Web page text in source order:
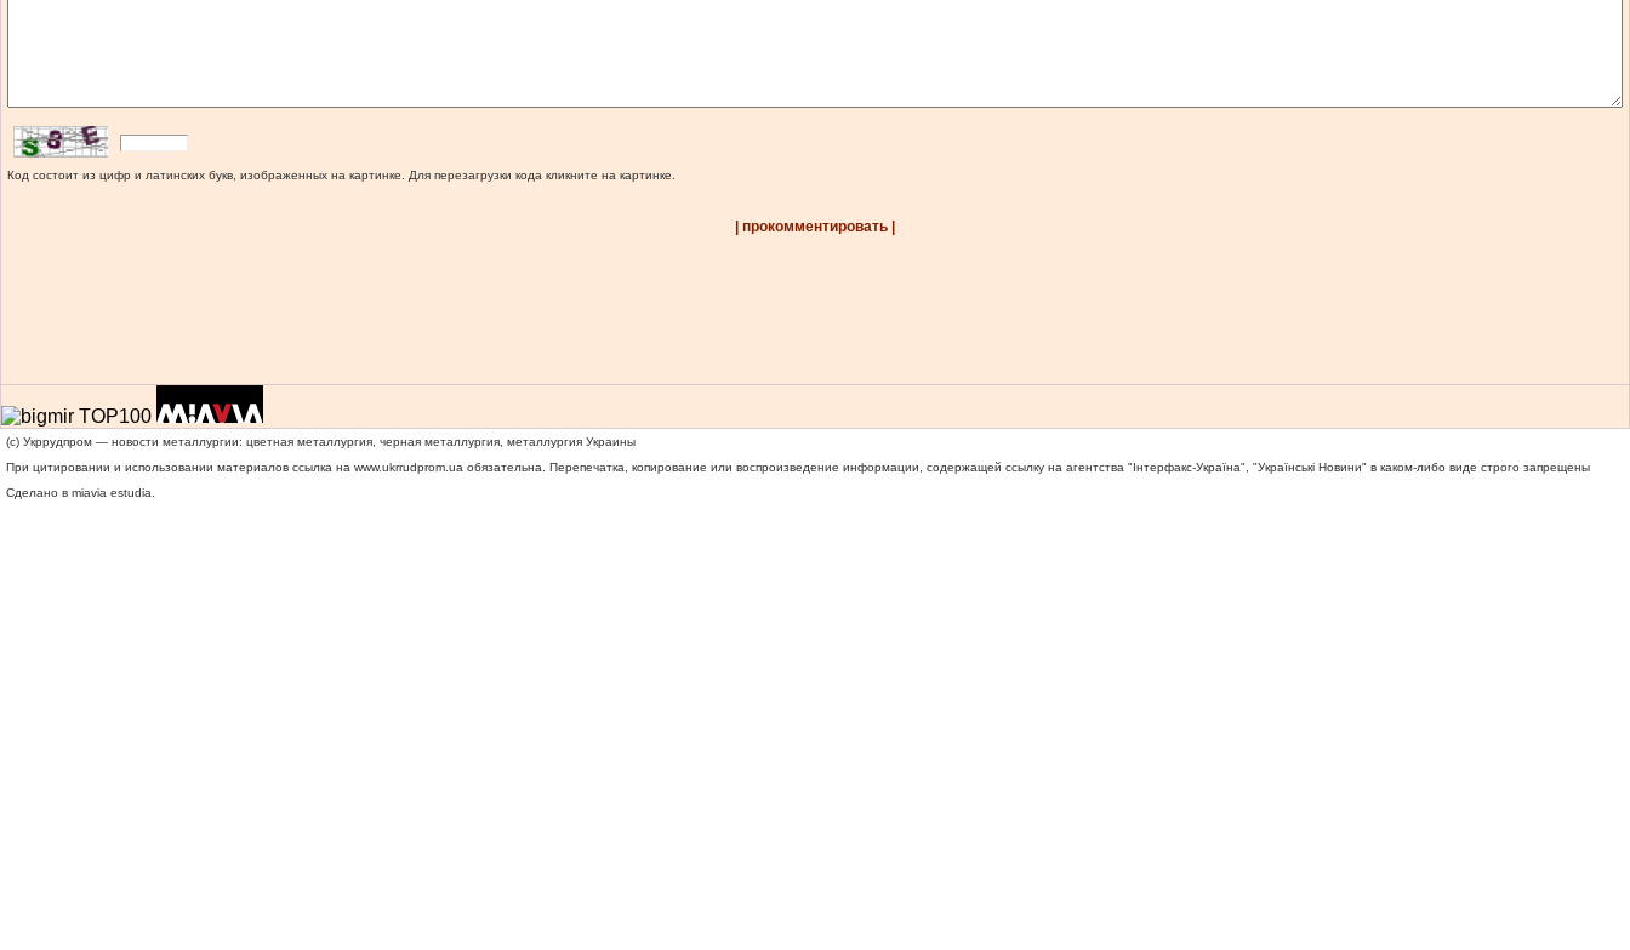
Код состоит из цифр и латинских букв, изображенных на картинке. Для перезагрузки кода кликните на картинке.
| прокомментировать |
(c) Укррудпром — новости металлургии: цветная металлургия, черная металлургия, металлургия Украины
При цитировании и использовании материалов ссылка на www.ukrrudprom.ua обязательна. Перепечатка, копирование или воспроизведение информации, содержащей ссылку на агентства "Iнтерфакс-Україна", "Українськi Новини" в каком-либо виде строго запрещены
Сделано в miavia estudia.